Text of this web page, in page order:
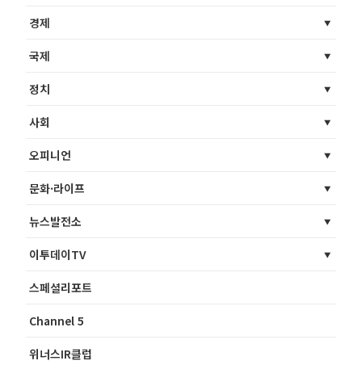
경제
국제
정치
사회
오피니언
문화·라이프
뉴스발전소
이투데이TV
스페셜리포트
Channel 5
위너스IR클럽